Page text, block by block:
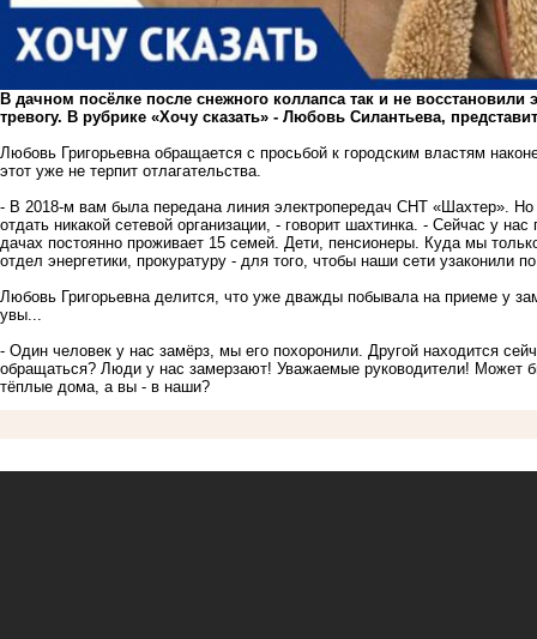
В дачном посёлке после снежного коллапса так и не
тревогу. В рубрике «Хочу сказать» - Любовь Силантьева,
Любовь Григорьевна обращается с просьбой к городским властям
этот уже не терпит отлагательства.
- В 2018-м вам была передана линия электропередач СНТ «Шахтер».
отдать никакой сетевой организации, - говорит шахтинка. - Сейчас у
дачах постоянно проживает 15 семей. Дети, пенсионеры. Куда мы
отдел энергетики, прокуратуру - для того, чтобы наши сети узаконили
Любовь Григорьевна делится, что уже дважды побывала на приеме у
увы...
- Один человек у нас замёрз, мы его похоронили. Другой находится
обращаться? Люди у нас замерзают! Уважаемые руководители!
тёплые дома, а вы - в наши?